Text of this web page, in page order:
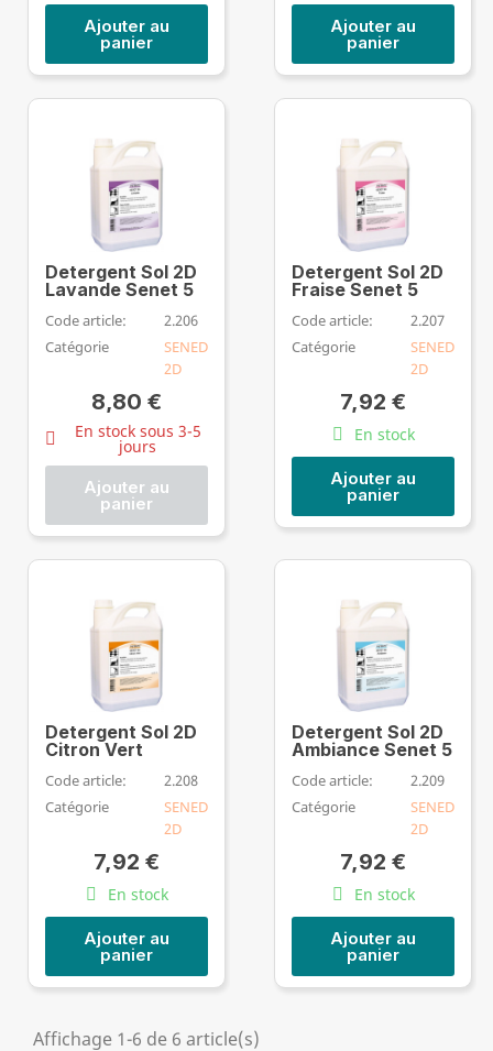
Ajouter au
panier
Ajouter au
panier
Detergent Sol 2D
Lavande Senet 5
Code article:
2.206
Catégorie
SENED
2D
8,80 €
En stock sous 3-5
jours
Ajouter au
panier
Detergent Sol 2D
Fraise Senet 5
Code article:
2.207
Catégorie
SENED
2D
7,92 €
En stock
Ajouter au
panier
Detergent Sol 2D
Citron Vert
Code article:
2.208
Catégorie
SENED
2D
7,92 €
En stock
Ajouter au
panier
Detergent Sol 2D
Ambiance Senet 5
Code article:
2.209
Catégorie
SENED
2D
7,92 €
En stock
Ajouter au
panier
Affichage 1-6 de 6 article(s)